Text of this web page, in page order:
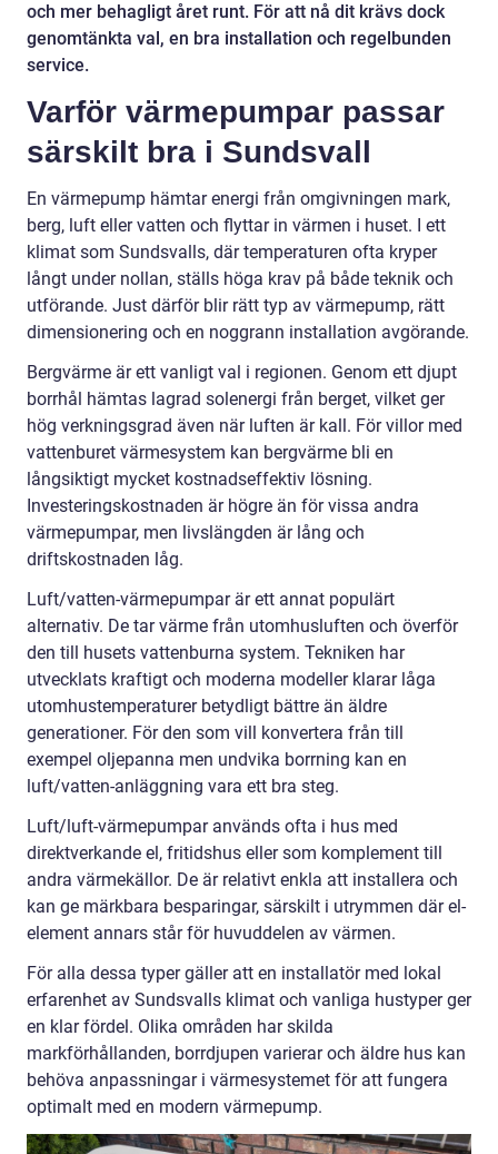
och mer behagligt året runt. För att nå dit krävs dock
genomtänkta val, en bra installation och regelbunden
service.
Varför värmepumpar passar
särskilt bra i Sundsvall
En värmepump hämtar energi från omgivningen mark,
berg, luft eller vatten och flyttar in värmen i huset. I ett
klimat som Sundsvalls, där temperaturen ofta kryper
långt under nollan, ställs höga krav på både teknik och
utförande. Just därför blir rätt typ av värmepump, rätt
dimensionering och en noggrann installation avgörande.
Bergvärme är ett vanligt val i regionen. Genom ett djupt
borrhål hämtas lagrad solenergi från berget, vilket ger
hög verkningsgrad även när luften är kall. För villor med
vattenburet värmesystem kan bergvärme bli en
långsiktigt mycket kostnadseffektiv lösning.
Investeringskostnaden är högre än för vissa andra
värmepumpar, men livslängden är lång och
driftskostnaden låg.
Luft/vatten-värmepumpar är ett annat populärt
alternativ. De tar värme från utomhusluften och överför
den till husets vattenburna system. Tekniken har
utvecklats kraftigt och moderna modeller klarar låga
utomhustemperaturer betydligt bättre än äldre
generationer. För den som vill konvertera från till
exempel oljepanna men undvika borrning kan en
luft/vatten-anläggning vara ett bra steg.
Luft/luft-värmepumpar används ofta i hus med
direktverkande el, fritidshus eller som komplement till
andra värmekällor. De är relativt enkla att installera och
kan ge märkbara besparingar, särskilt i utrymmen där el-
element annars står för huvuddelen av värmen.
För alla dessa typer gäller att en installatör med lokal
erfarenhet av Sundsvalls klimat och vanliga hustyper ger
en klar fördel. Olika områden har skilda
markförhållanden, borrdjupen varierar och äldre hus kan
behöva anpassningar i värmesystemet för att fungera
optimalt med en modern värmepump.